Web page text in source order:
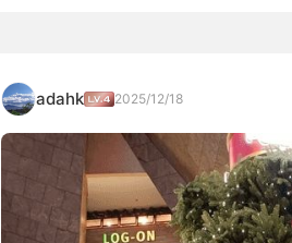
adahk 2025/12/18